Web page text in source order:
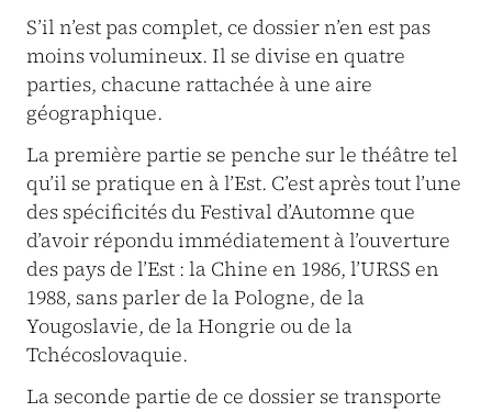
S’il n’est pas complet, ce dossier n’en est pas
moins volumineux. Il se divise en quatre
parties, chacune rattachée à une aire
géographique.
La première partie se penche sur le théâtre tel
qu’il se pratique en à l’Est. C’est après tout l’une
des spécificités du Festival d’Automne que
d’avoir répondu immédiatement à l’ouverture
des pays de l’Est : la Chine en 1986, l’URSS en
1988, sans parler de la Pologne, de la
Yougoslavie, de la Hongrie ou de la
Tchécoslovaquie.
La seconde partie de ce dossier se transporte